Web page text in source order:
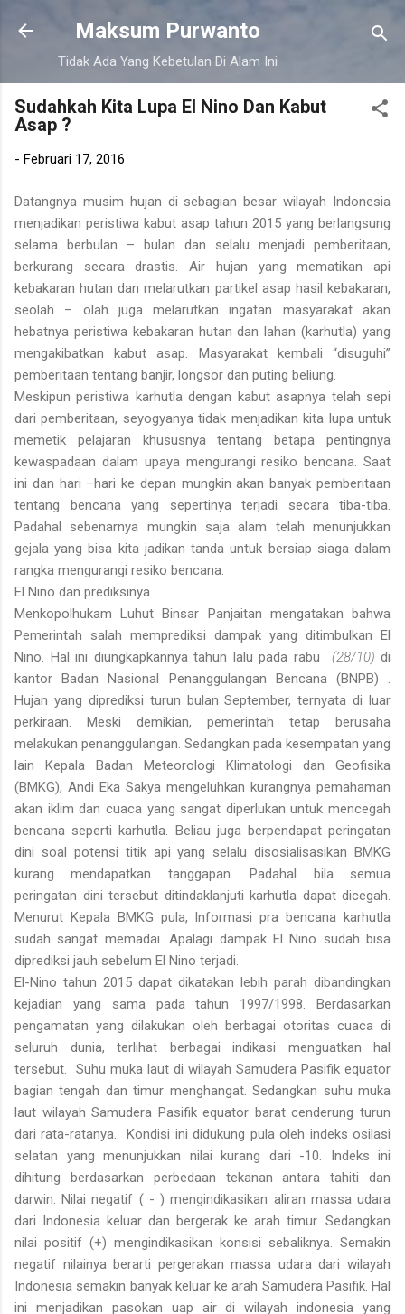
Langsung ke konten utama
Maksum Purwanto
Tidak Ada Yang Kebetulan Di Alam Ini
Sudahkah Kita Lupa El Nino Dan Kabut
Asap ?
- Februari 17, 2016
Datangnya musim hujan di sebagian besar wilayah Indonesia
menjadikan peristiwa kabut asap tahun 2015 yang berlangsung
selama berbulan – bulan dan selalu menjadi pemberitaan,
berkurang secara drastis. Air hujan yang mematikan api
kebakaran hutan dan melarutkan partikel asap hasil kebakaran,
seolah – olah juga melarutkan ingatan masyarakat akan
hebatnya peristiwa kebakaran hutan dan lahan (karhutla) yang
mengakibatkan kabut asap. Masyarakat kembali “disuguhi”
pemberitaan tentang banjir, longsor dan puting beliung.
Meskipun peristiwa karhutla dengan kabut asapnya telah sepi
dari pemberitaan, seyogyanya tidak menjadikan kita lupa untuk
memetik pelajaran khususnya tentang betapa pentingnya
kewaspadaan dalam upaya mengurangi resiko bencana. Saat
ini dan hari –hari ke depan mungkin akan banyak pemberitaan
tentang bencana yang sepertinya terjadi secara tiba-tiba.
Padahal sebenarnya mungkin saja alam telah menunjukkan
gejala yang bisa kita jadikan tanda untuk bersiap siaga dalam
rangka mengurangi resiko bencana.
El Nino dan prediksinya
Menkopolhukam Luhut Binsar Panjaitan mengatakan bahwa
Pemerintah salah memprediksi dampak yang ditimbulkan El
Nino. Hal ini diungkapkannya tahun lalu pada rabu (28/10) di
kantor Badan Nasional Penanggulangan Bencana (BNPB) .
Hujan yang diprediksi turun bulan September, ternyata di luar
perkiraan. Meski demikian, pemerintah tetap berusaha
melakukan penanggulangan. Sedangkan pada kesempatan yang
lain Kepala Badan Meteorologi Klimatologi dan Geofisika
(BMKG), Andi Eka Sakya mengeluhkan kurangnya pemahaman
akan iklim dan cuaca yang sangat diperlukan untuk mencegah
bencana seperti karhutla. Beliau juga berpendapat peringatan
dini soal potensi titik api yang selalu disosialisasikan BMKG
kurang mendapatkan tanggapan. Padahal bila semua
peringatan dini tersebut ditindaklanjuti karhutla dapat dicegah.
Menurut Kepala BMKG pula, Informasi pra bencana karhutla
sudah sangat memadai. Apalagi dampak El Nino sudah bisa
diprediksi jauh sebelum El Nino terjadi.
El-Nino tahun 2015 dapat dikatakan lebih parah dibandingkan
kejadian yang sama pada tahun 1997/1998. Berdasarkan
pengamatan yang dilakukan oleh berbagai otoritas cuaca di
seluruh dunia, terlihat berbagai indikasi menguatkan hal
tersebut. Suhu muka laut di wilayah Samudera Pasifik equator
bagian tengah dan timur menghangat. Sedangkan suhu muka
laut wilayah Samudera Pasifik equator barat cenderung turun
dari rata-ratanya. Kondisi ini didukung pula oleh indeks osilasi
selatan yang menunjukkan nilai kurang dari -10. Indeks ini
dihitung berdasarkan perbedaan tekanan antara tahiti dan
darwin. Nilai negatif ( - ) mengindikasikan aliran massa udara
dari Indonesia keluar dan bergerak ke arah timur. Sedangkan
nilai positif (+) mengindikasikan konsisi sebaliknya. Semakin
negatif nilainya berarti pergerakan massa udara dari wilayah
Indonesia semakin banyak keluar ke arah Samudera Pasifik. Hal
ini menjadikan pasokan uap air di wilayah indonesia yang